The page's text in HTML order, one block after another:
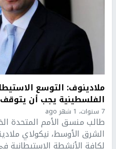
ملادينوف: التوسع
الفلسطينية يجب أن يتوقف
7 سنوات، 1 شهر ago
طالب منسق الأمم المتحدة
الشرق الأوسط، نيكولاي
لكافة الأنشطة الاستيطانية